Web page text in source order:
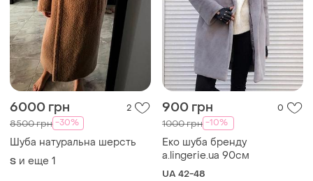
6000 грн 2
8500 грн -30%
Шуба натуральна шерсть
S и еще 1
900 грн 0
1000 грн -10%
Еко шуба бренду
a.lingerie.ua 90см
UA 42-48